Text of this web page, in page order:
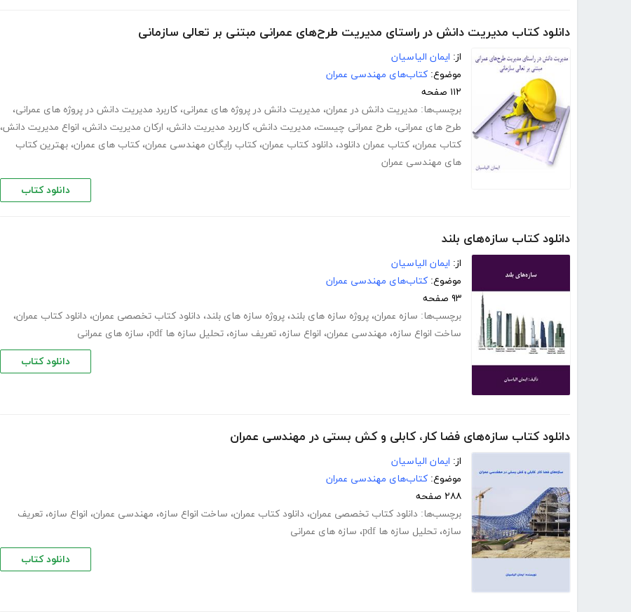
دانلود کتاب مدیریت دانش در راستای مدیریت طرح‌های عمرانی مبتنی بر تعالی سازمانی
از: ایمان الیاسیان
موضوع: کتاب‌های مهندسی عمران
۱۱۲ صفحه
برچسب‌ها: مدیریت دانش در عمران، مدیریت دانش در پروژه های عمرانی، کاربرد مدیریت دانش در پروژه های عمرانی،
طرح های عمرانی، طرح عمرانی چیست، مدیریت دانش، کاربرد مدیریت دانش، ارکان مدیریت دانش، انواع مدیریت دانش،
کتاب عمران، کتاب عمران دانلود، دانلود کتاب عمران، کتاب رایگان مهندسی عمران، کتاب های عمران، بهترین کتاب
های مهندسی عمران
دانلود کتاب
دانلود کتاب سازه‌های بلند
از: ایمان الیاسیان
موضوع: کتاب‌های مهندسی عمران
۹۳ صفحه
برچسب‌ها: سازه عمران، پروژه سازه های بلند، پروژه سازه های بلند، دانلود کتاب تخصصی عمران، دانلود کتاب عمران،
ساخت انواع سازه، مهندسی عمران، انواع سازه، تعریف سازه، تحلیل سازه ها pdf ، سازه های عمرانی
دانلود کتاب
دانلود کتاب سازه‌های فضا کار، کابلی و کش بستی در مهندسی عمران
از: ایمان الیاسیان
موضوع: کتاب‌های مهندسی عمران
۲۸۸ صفحه
برچسب‌ها: دانلود کتاب تخصصی عمران، دانلود کتاب عمران، ساخت انواع سازه، مهندسی عمران، انواع سازه، تعریف
سازه، تحلیل سازه ها pdf ، سازه های عمرانی
دانلود کتاب